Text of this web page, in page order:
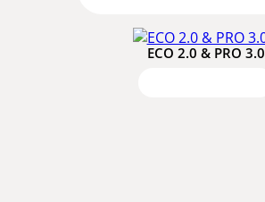
ECO 2.0 & PRO 3.0